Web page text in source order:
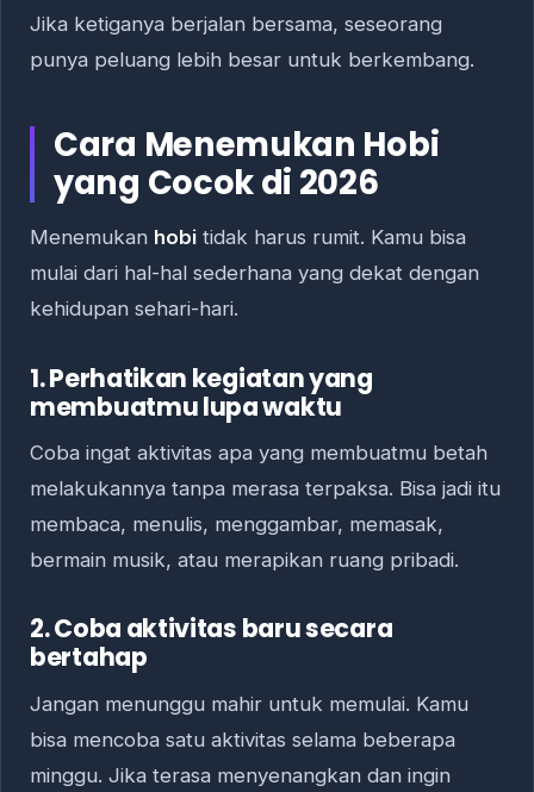
Jika ketiganya berjalan bersama, seseorang
punya peluang lebih besar untuk berkembang.
Cara Menemukan Hobi
yang Cocok di 2026
Menemukan hobi tidak harus rumit. Kamu bisa
mulai dari hal-hal sederhana yang dekat dengan
kehidupan sehari-hari.
1. Perhatikan kegiatan yang
membuatmu lupa waktu
Coba ingat aktivitas apa yang membuatmu betah
melakukannya tanpa merasa terpaksa. Bisa jadi itu
membaca, menulis, menggambar, memasak,
bermain musik, atau merapikan ruang pribadi.
2. Coba aktivitas baru secara
bertahap
Jangan menunggu mahir untuk memulai. Kamu
bisa mencoba satu aktivitas selama beberapa
minggu. Jika terasa menyenangkan dan ingin